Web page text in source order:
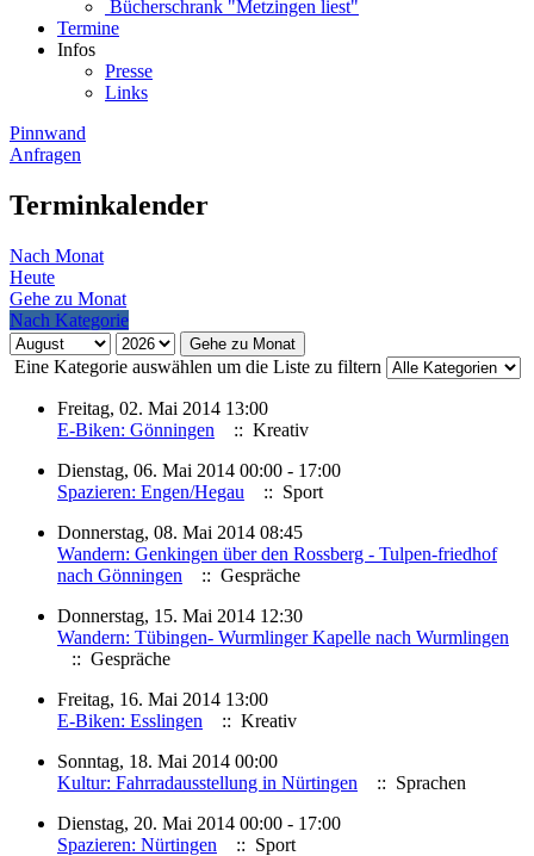
Bücherschrank "Metzingen liest"
Termine
Infos
Presse
Links
Pinnwand
Anfragen
Terminkalender
Nach Monat
Heute
Gehe zu Monat
Nach Kategorie
Gehe zu Monat
Eine Kategorie auswählen um die Liste zu filtern
Freitag, 02. Mai 2014 13:00
E-Biken: Gönningen
:: Kreativ
Dienstag, 06. Mai 2014 00:00 - 17:00
Spazieren: Engen/Hegau
:: Sport
Donnerstag, 08. Mai 2014 08:45
Wandern: Genkingen über den Rossberg - Tulpen-friedhof
nach Gönningen
:: Gespräche
Donnerstag, 15. Mai 2014 12:30
Wandern: Tübingen- Wurmlinger Kapelle nach Wurmlingen
:: Gespräche
Freitag, 16. Mai 2014 13:00
E-Biken: Esslingen
:: Kreativ
Sonntag, 18. Mai 2014 00:00
Kultur: Fahrradausstellung in Nürtingen
:: Sprachen
Dienstag, 20. Mai 2014 00:00 - 17:00
Spazieren: Nürtingen
:: Sport